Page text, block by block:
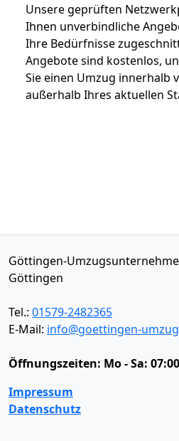
Unsere geprüften
Ihnen unverbindliche
Ihre Bedürfnisse
Angebote sind kostenlos,
Sie einen Umzug innerhalb
außerhalb Ihres aktuellen
Göttingen-
Göttingen
Tel.: 01579-2482365
E-Mail: info@goettingen-
Öffnungszeiten: Mo - Sa:
Impressum
Datenschutz